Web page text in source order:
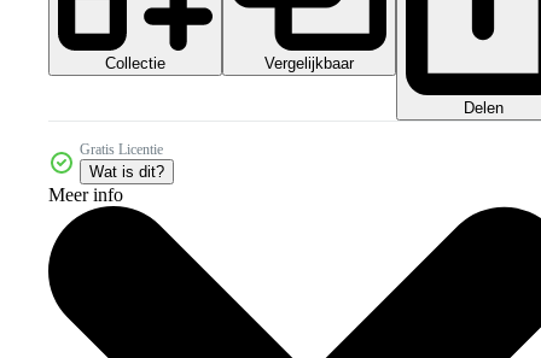
Collectie Vergelijkbaar
Delen
Gratis Licentie
Wat is dit?
Meer info